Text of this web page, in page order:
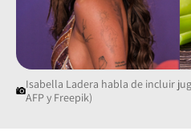
Isabella Ladera habla de incluir
AFP y Freepik)